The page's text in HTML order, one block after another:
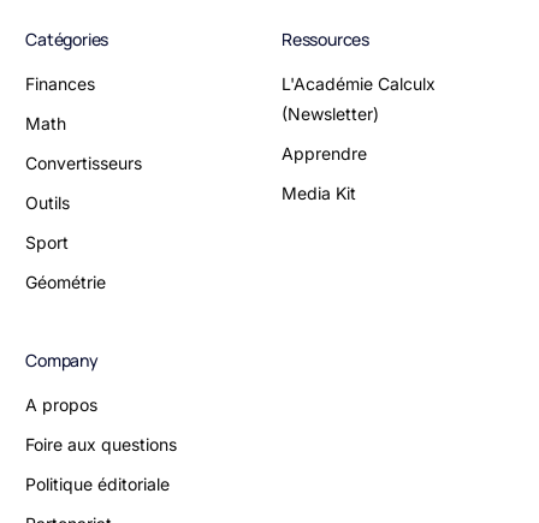
Catégories
Finances
Math
Convertisseurs
Outils
Sport
Géométrie
Ressources
L'Académie Calculx
(Newsletter)
Apprendre
Media Kit
Company
A propos
Foire aux questions
Politique éditoriale